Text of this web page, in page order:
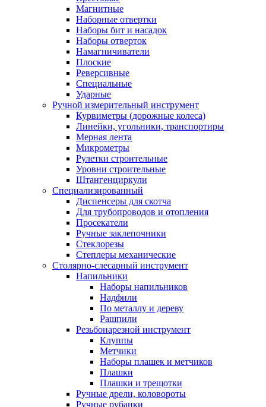
Магнитные
Наборные отвертки
Наборы бит и насадок
Наборы отверток
Намагничиватели
Плоские
Реверсивные
Специальные
Ударные
Ручной измерительный инструмент
Курвиметры (дорожные колеса)
Линейки, угольники, транспортиры
Мерная лента
Микрометры
Рулетки строительные
Уровни строительные
Штангенциркули
Специализированный
Диспенсеры для скотча
Для трубопроводов и отопления
Просекатели
Ручные заклепочники
Стеклорезы
Степлеры механические
Столярно-слесарный инструмент
Напильники
Наборы напильников
Надфили
По металлу и дереву
Рашпили
Резьбонарезной инструмент
Клуппы
Метчики
Наборы плашек и метчиков
Плашки
Плашки и трещотки
Ручные дрели, коловороты
Ручные рубанки